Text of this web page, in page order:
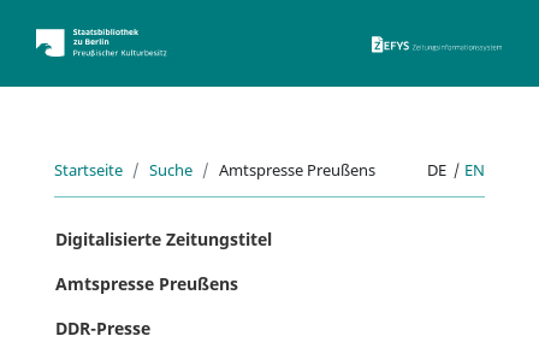
Startseite Suche Amtspresse Preußens DE | EN
Digitalisierte Zeitungstitel
Amtspresse Preußens
DDR-Presse